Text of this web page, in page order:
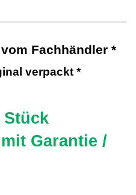
Fachhändler *
verpackt *
Stück
Garantie /